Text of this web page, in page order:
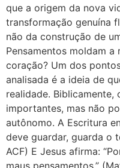
que a origem da nova
transformação genuína
não da construção de
Pensamentos moldam
coração? Um dos
analisada é a ideia de
realidade. Biblicamente,
importantes, mas não
autônomo. A Escritura
deve guardar, guarda o
ACF) E Jesus afirma:
maus pensamentos.”